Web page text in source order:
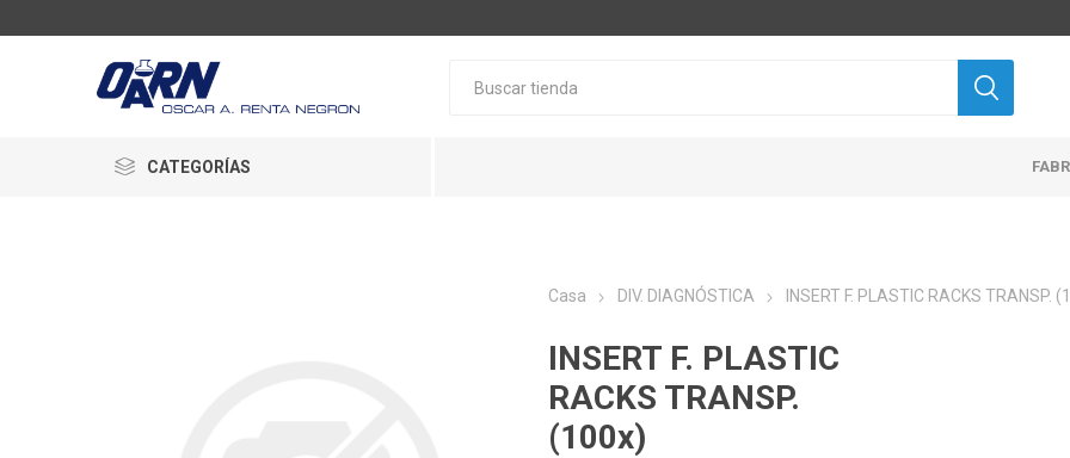
CATEGORÍAS
Casa DIV. DIAGNÓSTICA INSERT F. PLASTIC RACKS TRANSP.
INSERT F. PLASTIC
RACKS TRANSP.
(100x)